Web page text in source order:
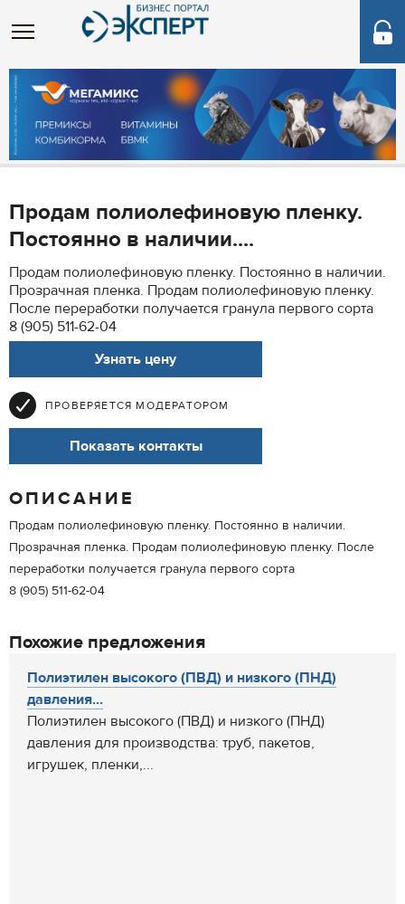
Продам полиолефиновую пленку.
Постоянно в наличии....
Продам полиолефиновую пленку. Постоянно в наличии.
Прозрачная пленка. Продам полиолефиновую пленку.
После переработки получается гранула первого сорта
8 (905) 511-62-04
Узнать цену
ПРОВЕРЯЕТСЯ МОДЕРАТОРОМ
Показать контакты
ОПИСАНИЕ
Продам полиолефиновую пленку. Постоянно в наличии.
Прозрачная пленка. Продам полиолефиновую пленку. После
переработки получается гранула первого сорта
8 (905) 511-62-04
Похожие предложения
Полиэтилен высокого (ПВД) и низкого (ПНД)
давления...
Полиэтилен высокого (ПВД) и низкого (ПНД)
давления для производства: труб, пакетов,
игрушек, пленки,...